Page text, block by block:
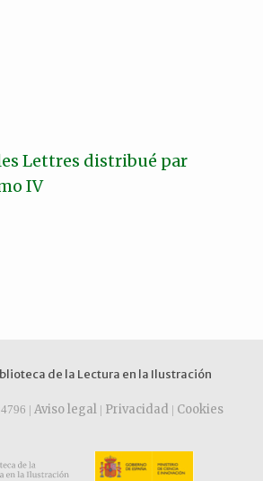
Lettres distribué par
IV
de la Lectura en la Ilustración
| Aviso legal| Privacidad | Cookies